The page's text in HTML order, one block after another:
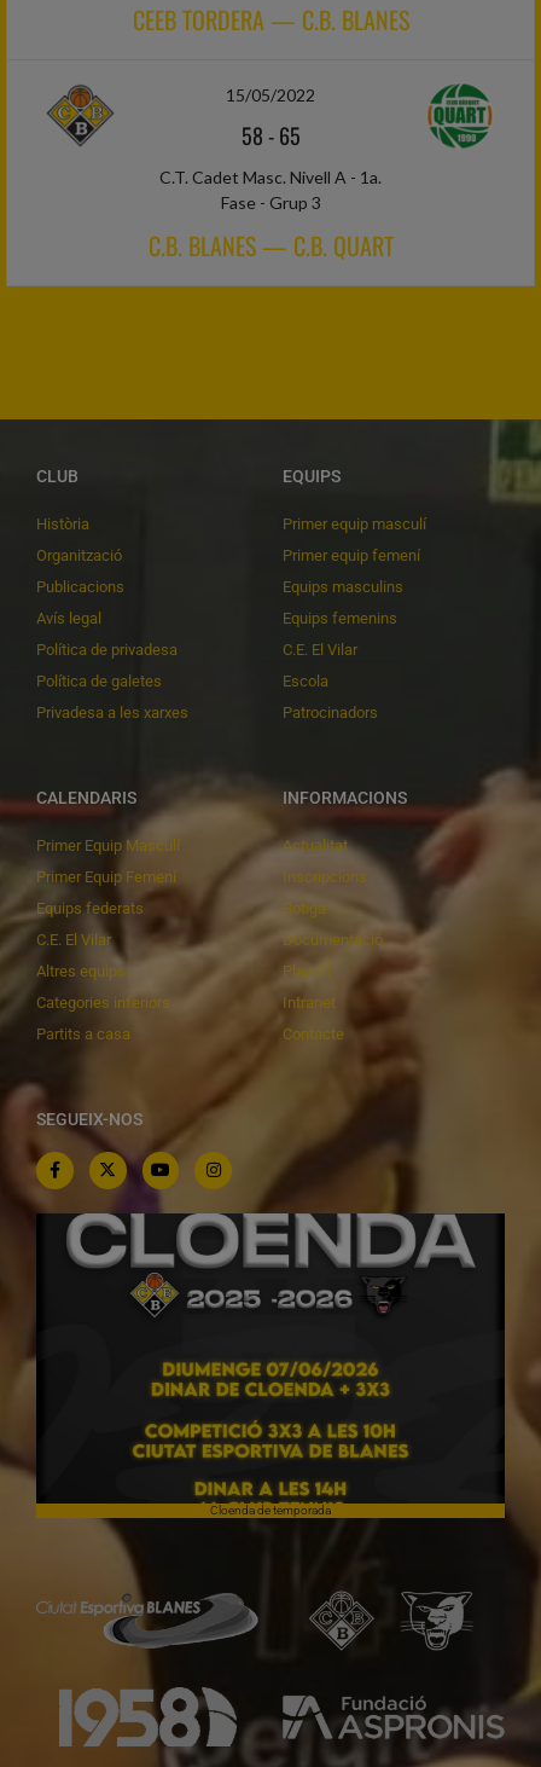
CEEB TORDERA — C.B. BLANES
15/05/2022
58-65
C.T. Cadet Masc. Nivell A - 1a.
Fase - Grup 3
C.B. BLANES — C.B. QUART
CLUB
Història
Organització
Publicacions
Avís legal
Política de privadesa
Política de galetes
Privadesa a les xarxes
EQUIPS
Primer equip masculí
Primer equip femení
Equips masculins
Equips femenins
C.E. El Vilar
Escola
Patrocinadors
CALENDARIS
Primer Equip Masculí
Primer Equip Femení
Equips federats
C.E. El Vilar
Altres equips
Categories inferiors
Partits a casa
INFORMACIONS
Actualitat
Inscripcions
Botiga
Documentació
Playoff
Intranet
Contacte
SEGUEIX-NOS
Cloenda de temporada